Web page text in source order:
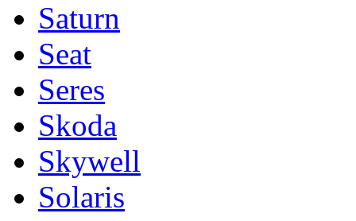
Saturn
Seat
Seres
Skoda
Skywell
Solaris